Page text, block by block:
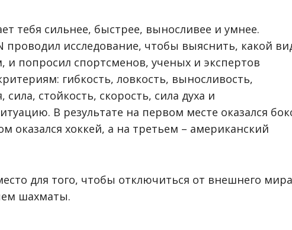
тебя сильнее, быстрее, выносливее и умнее.
проводил исследование, чтобы выяснить, какой
и попросил спортсменов, ученых и экспертов
гибкость, ловкость, выносливость,
стойкость, скорость, сила духа и
В результате на первом месте оказался
оказался хоккей, а на третьем – американский
для того, чтобы отключиться от внешнего
шахматы.